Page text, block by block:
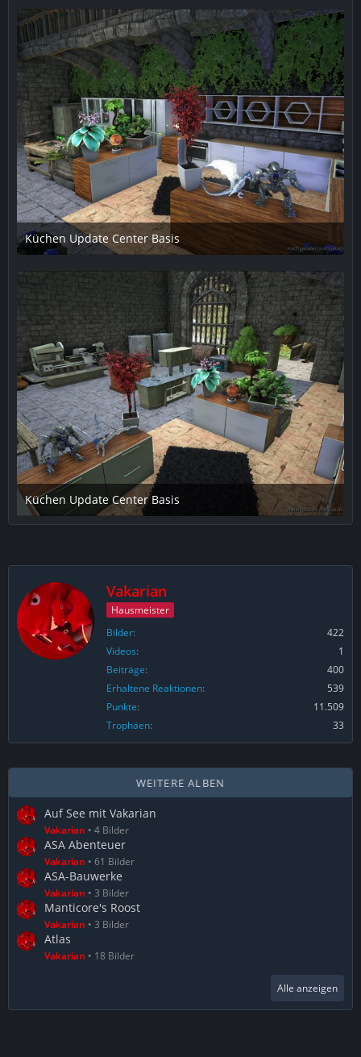
1
Küchen Update Center Basis
15. April 2019 um 19:51
Küchen Update Center Basis
15. April 2019 um 19:51
Vakarian
Hausmeister
Bilder
422
Videos
1
Beiträge
400
Erhaltene Reaktionen
539
Punkte
11.509
Trophäen
33
WEITERE ALBEN
Auf See mit Vakarian
Vakarian 4 Bilder
ASA Abenteuer
Vakarian 61 Bilder
ASA-Bauwerke
Vakarian 3 Bilder
Manticore's Roost
Vakarian 3 Bilder
Atlas
Vakarian 18 Bilder
Alle anzeigen